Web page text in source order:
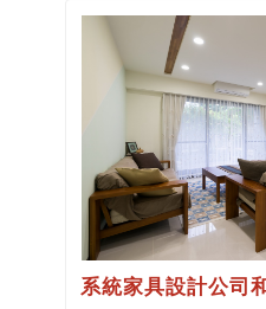
系統家具設計公司